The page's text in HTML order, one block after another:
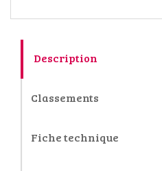
Description
Classements
Fiche technique